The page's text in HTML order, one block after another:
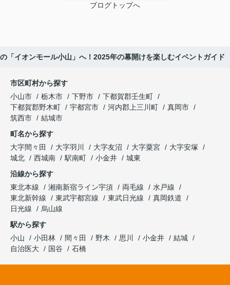
ブログトップへ
「イオンモール小山」へ！2025年の幕開けを楽しむイベントガイド
市区町村から探す
小山市
栃木市 下野市
下都賀郡壬生町
下都賀郡野木町
宇都宮市 河内郡上三川町
真岡市
筑西市
結城市
町名から探す
大字間々田
大字羽川 大字友沼 大字粟宮
大字安塚
城北
西城南 駅南町 小金井
城東
沿線から探す
東北本線
湘南新宿ライン宇須 両毛線
水戸線
東北新幹線
東武宇都宮線 東武日光線
真岡鉄道
日光線
烏山線
駅から探す
小山
小田林 間々田 野木 思川 小金井
結城
自治医大
国谷 石橋